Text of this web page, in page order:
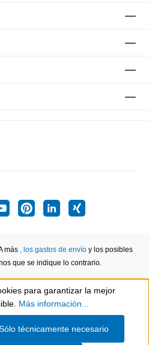
más , los gastos de envío y los posibles
que se indique lo contrario.
para garantizar la mejor
Más información...
técnicamente necesario